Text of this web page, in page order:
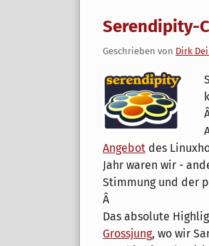
Serendipity-
Geschrieben von Dirk
Angebot des
Jahr waren wir -
Stimmung und der
Â
Das absolute
Grossjung, wo wir